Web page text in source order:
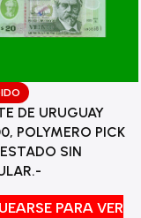
DE URUGUAY
POLYMERO PICK
SIN
PARA VER